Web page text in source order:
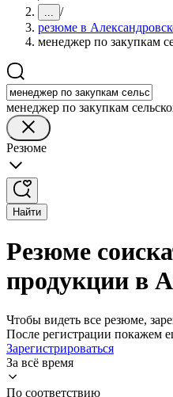
... /
резюме в
менеджер по закупкам
менеджер по закупкам
Резюме
Найти
Резюме
продукции в
Чтобы видеть все резюме,
После регистрации покажем
Зарегистрироваться
За всё время
По соответствию